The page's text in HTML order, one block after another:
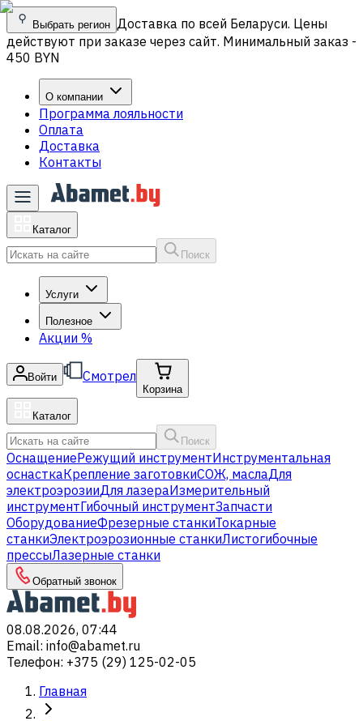
Выбрать регион Доставка по всей Беларуси. Цены
действуют при заказе через сайт. Минимальный заказ -
450 BYN
О компании
Программа лояльности
Оплата
Доставка
Контакты
Каталог
Поиск
Услуги
Полезное
Акции %
Войти Смотрел
Корзина
Каталог
Поиск
ОснащениеРежущий инструментИнструментальная
оснасткаКрепление заготовкиСОЖ, маслаДля
электроэрозииДля лазераИзмерительный
инструментГибочный инструментЗапчасти
ОборудованиеФрезерные станкиТокарные
станкиЭлектроэрозионные станкиЛистогибочные
прессыЛазерные станки
Обратный звонок
08.08.2026, 07:44
Email: info@abamet.ru
Телефон: +375 (29) 125-02-05
Главная